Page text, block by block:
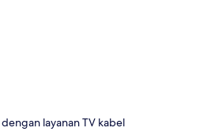
layanan TV kabel